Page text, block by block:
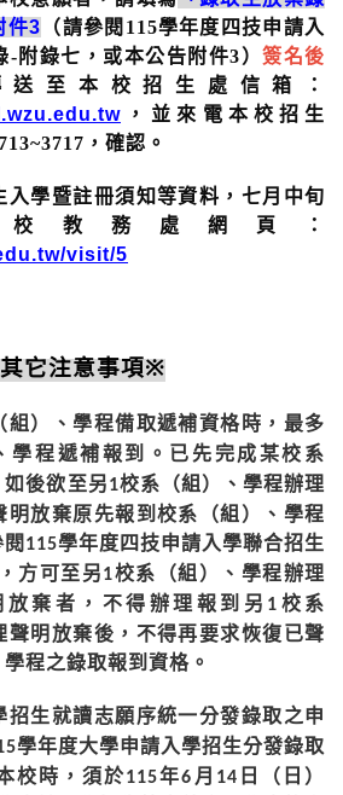
件3 （請參閱115學年度四技申請入
附錄七，或本公告附件3） 簽名後
至本校招生處信箱：
，並來電本校招生
，確認。
入學暨註冊須知等資料，七月中旬
教務處網頁：
visit/5
其它注意事項※
組）、學程備取遞補資格時，最多
學程遞補報到。已先完成某校系
如後欲至另1校系（組）、學程辦理
明放棄原先報到校系（組）、學程
115學年度四技申請入學聯合招生
方可至另1校系（組）、學程辦理
棄者，不得辦理報到另 1 校系
聲明放棄後，不得再要求恢復已聲
程之錄取報到資格。
招生就讀志願序統一分發錄取之申
學年度大學申請入學招生分發錄取
校時，須於115年6 月 14 日（日）